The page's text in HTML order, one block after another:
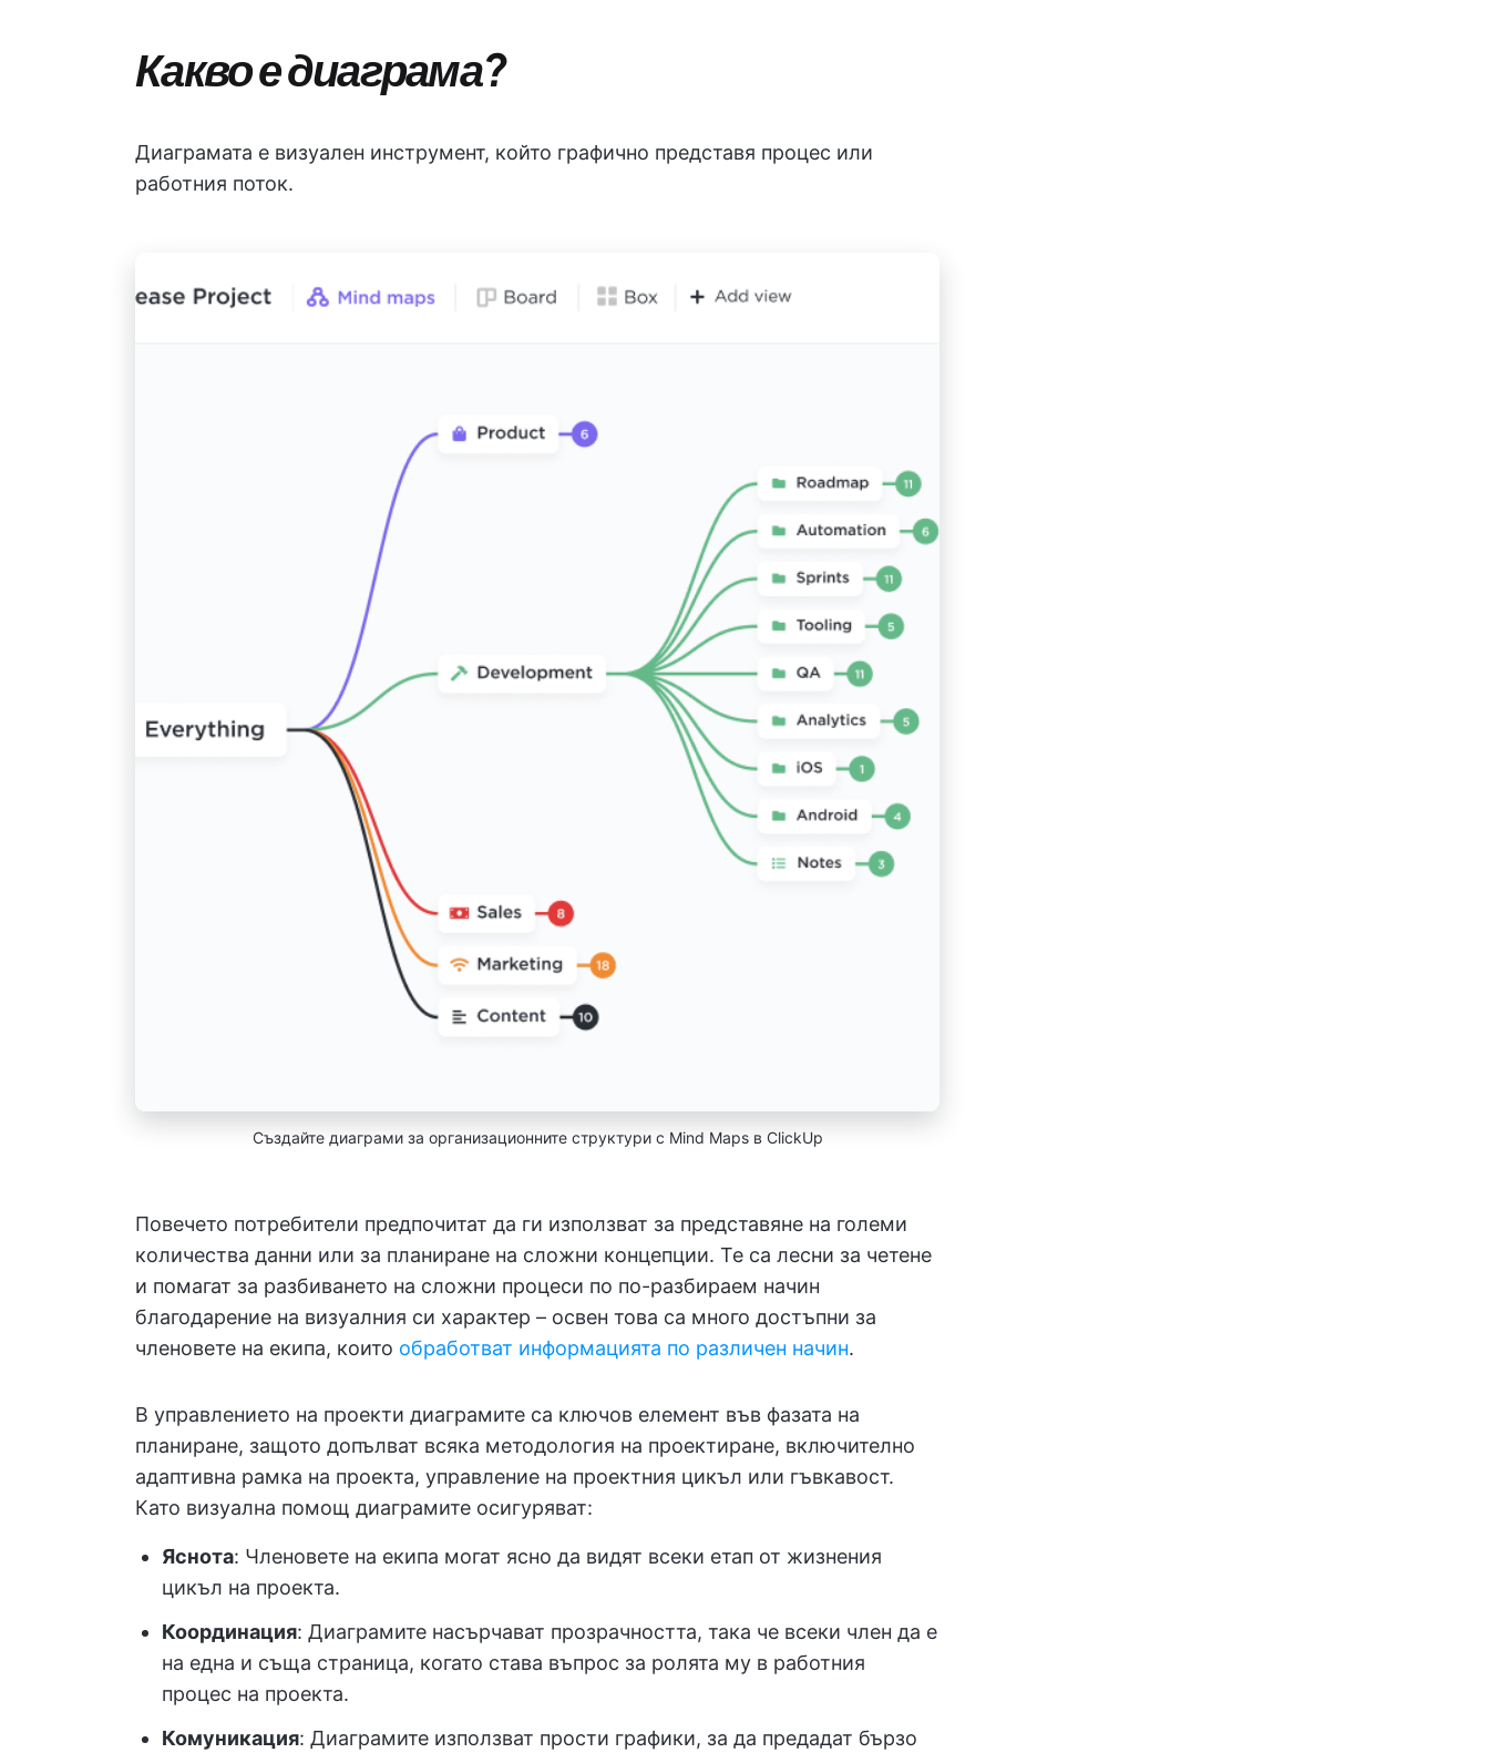
Какво е диаграма?
Диаграмата е визуален инструмент, който графично представя процес или
работния поток.
Създайте диаграми за организационните структури с Mind Maps в ClickUp
Повечето потребители предпочитат да ги използват за представяне на големи
количества данни или за планиране на сложни концепции. Те са лесни за четене
и помагат за разбиването на сложни процеси по по-разбираем начин
благодарение на визуалния си характер – освен това са много достъпни за
членовете на екипа, които обработват информацията по различен начин.
В управлението на проекти диаграмите са ключов елемент във фазата на
планиране, защото допълват всяка методология на проектиране, включително
адаптивна рамка на проекта, управление на проектния цикъл или гъвкавост.
Като визуална помощ диаграмите осигуряват:
Яснота: Членовете на екипа могат ясно да видят всеки етап от жизнения
цикъл на проекта.
Координация: Диаграмите насърчават прозрачността, така че всеки член да е
на една и съща страница, когато става въпрос за ролята му в работния
процес на проекта.
Комуникация: Диаграмите използват прости графики, за да предадат бързо